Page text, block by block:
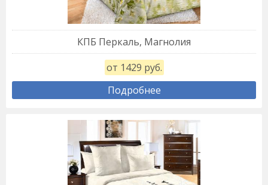
КПБ Перкаль, Магнолия
от 1429 руб.
Подробнее